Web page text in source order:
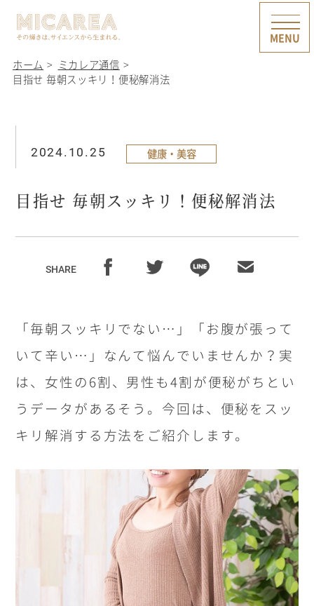
ホーム
ミカレア通信
目指せ 毎朝スッキリ！便秘解消法
2024.10.25 健康・美容
目指せ 毎朝スッキリ！便秘解消法
SHARE
「毎朝スッキリでない…」「お腹が張って
いて辛い…」なんて悩んでいませんか？実
は、女性の6割、男性も4割が便秘がちとい
うデータがあるそう。今回は、便秘をスッ
キリ解消する方法をご紹介します。